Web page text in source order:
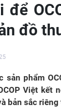
để
đồ
sản phẩm
Việt
bản sắc